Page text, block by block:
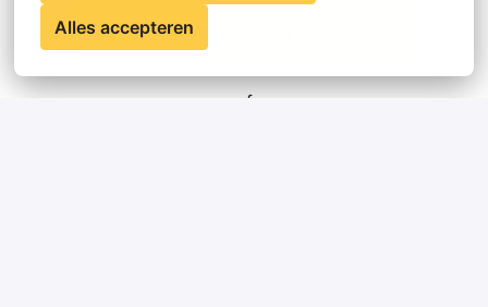
Alles accepteren
of